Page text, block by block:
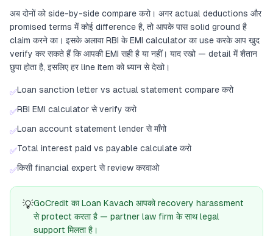
अब दोनों को side-by-side compare करो। अगर actual deductions और
promised terms में कोई difference है, तो आपके पास solid ground है
claim करने का। इसके अलावा RBI के EMI calculator का use करके आप खुद
verify कर सकते हैं कि आपकी EMI सही है या नहीं। याद रखो — detail में शैतान
छुपा होता है, इसलिए हर line item को ध्यान से देखो।
✅Loan sanction letter vs actual statement compare करो
✅RBI EMI calculator से verify करो
✅Loan account statement lender से माँगो
✅Total interest paid vs payable calculate करो
✅किसी financial expert से review करवाओ
💡GoCredit का Loan Kavach आपको recovery harassment
से protect करता है — partner law firm के साथ legal
support मिलता है।